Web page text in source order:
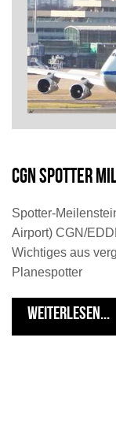
CGN Spotter
Spotter-
Airport) CGN/
Wichtiges aus
Planespotter
WEITERLESEN...